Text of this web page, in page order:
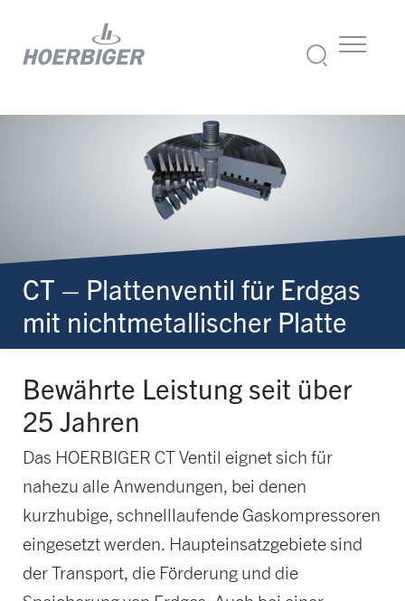
CT – Plattenventil für Erdgas
mit nichtmetallischer Platte
Bewährte Leistung seit über
25 Jahren
Das HOERBIGER CT Ventil eignet sich für
nahezu alle Anwendungen, bei denen
kurzhubige, schnelllaufende Gaskompressoren
eingesetzt werden. Haupteinsatzgebiete sind
der Transport, die Förderung und die